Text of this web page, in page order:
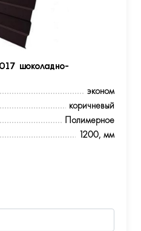
шоколадно-
эконом
коричневый
Полимерное
1200, мм